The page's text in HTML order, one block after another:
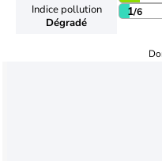
Indice pollution
Dégradé
1/6